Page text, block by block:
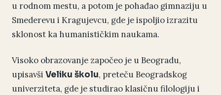
u rodnom mestu, a potom je pohađao gimnaziju u
Smederevu i Kragujevcu, gde je ispoljio izrazitu
sklonost ka humanističkim naukama.
Visoko obrazovanje započeo je u Beogradu,
upisavši Veliku školu, preteču Beogradskog
univerziteta, gde je studirao klasičnu filologiju i